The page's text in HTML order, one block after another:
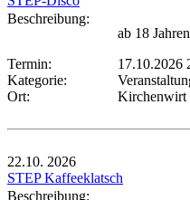
Beschreibung:
ab 18
Termin:
17.10.2026
Kategorie:
Ort:
Kirchenwirt
22.10. 2026
STEP Kaffeeklatsch
Beschreibung: